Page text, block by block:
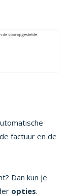
factuur en de
Dan kun je
opties.